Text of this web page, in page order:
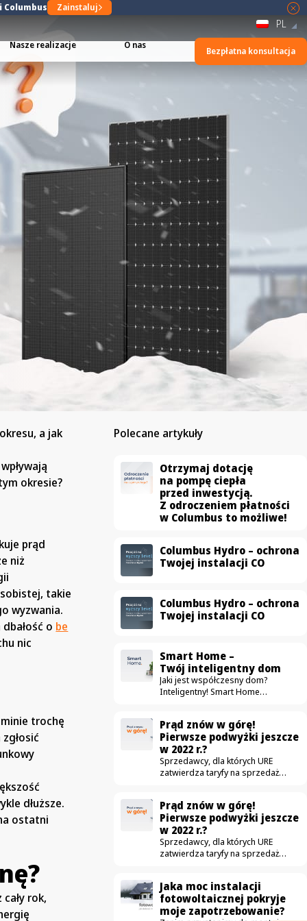
Zainstaluj
PL
Nasze realizacje O nas
Bezpłatna konsultacja
a jak
okresie?
prąd
niż
takie
wyzwania.
o be
nic
trochę
dłuższe.
ostatni
rok,
Polecane artykuły
Otrzymaj dotację
na pompę ciepła
przed inwestycją.
Z odroczeniem płatności
w Columbus to możliwe!
Columbus Hydro – ochrona
Twojej instalacji CO
Columbus Hydro – ochrona
Twojej instalacji CO
Smart Home –
Twój inteligentny dom
Jaki jest współczesny dom?
Inteligentny! Smart Home
To przestrzeń, która przede
wszystkim jest komfortowa,
bezpieczna i oszczędna. Na rynku
pojawia się coraz więcej urządzeń
mających uczynić dom
odkurzacze, aż po duże instalacje
jak fotowoltaika. W ostatnich latach
zdecydowanie częściej
wykorzystujemy nowe technologie,
dzięki którym zwykłe mieszkanie
Prąd znów w górę!
Pierwsze podwyżki jeszcze
w 2022 r.?
Sprzedawcy, dla których URE
zatwierdza taryfy na sprzedaż
o podwyżki. Obecnie obowiązujące
taryfy zostały zatwierdzone
w grudniu. Czy to możliwe,
że podwyżki czekają nas jeszcze
w tym roku? Podwyżki możliwe już
sprzedawców z urzędu – Tauron,
Energia i Enea – pierwsze podwyżki
cen energii dla niektórych
Prąd znów w górę!
Pierwsze podwyżki jeszcze
w 2022 r.?
Sprzedawcy, dla których URE
zatwierdza taryfy na sprzedaż
o podwyżki. Obecnie obowiązujące
taryfy zostały zatwierdzone
w grudniu. Czy to możliwe,
Jaka moc instalacji
fotowoltaicznej pokryje
moje zapotrzebowanie?